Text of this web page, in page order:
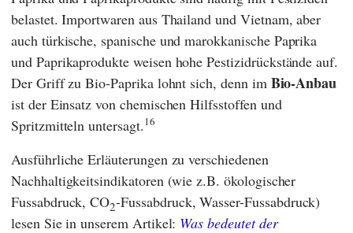
belastet. Importwaren aus Thailand und Vietnam, aber
auch türkische, spanische und marokkanische Paprika
und Paprikaprodukte weisen hohe Pestizidrückstände auf.
Der Griff zu Bio-Paprika lohnt sich, denn im Bio-Anbau
ist der Einsatz von chemischen Hilfsstoffen und
Spritzmitteln untersagt.16
Ausführliche Erläuterungen zu verschiedenen
Nachhaltigkeitsindikatoren (wie z.B. ökologischer
Fussabdruck, CO2-Fussabdruck, Wasser-Fussabdruck)
lesen Sie in unserem Artikel: Was bedeutet der